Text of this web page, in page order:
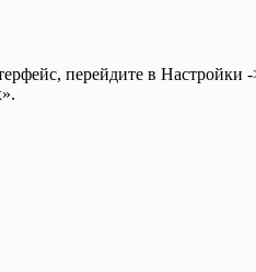
перейдите в Настройки